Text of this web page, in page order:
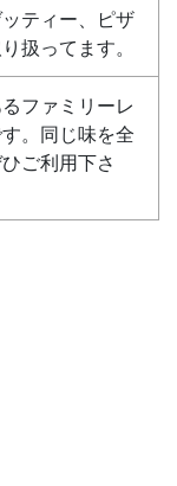
ティー、ピザ
扱ってます。
ファミリーレ
。同じ味を全
ご利用下さ